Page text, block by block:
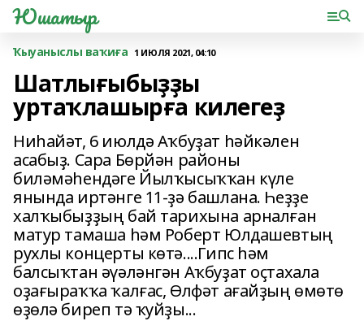
Юшатыр
Ҡыуаныслы ваҡиға 1 ИЮЛЯ 2021, 04:10
Шатлығыбыҙҙы
уртаҡлашырға килегеҙ
Ниһайәт, 6 июлдә Аҡбуҙат һәйкәлен
асабыҙ. Сара Бөрйән районы
биләмәһендәге Йылҡысыҡҡан күле
янында иртәнге 11-ҙә башлана. Һеҙҙе
халҡыбыҙҙың бай тарихына арналған
матур тамаша һәм Роберт Юлдашевтың
рухлы концерты көтә....Гипс һәм
балсыҡтан әүәләнгән Аҡбуҙат оҫтахала
оҙағыраҡҡа ҡалғас, Өлфәт ағайҙың өмөтө
өҙөлә биреп тә ҡуйҙы...